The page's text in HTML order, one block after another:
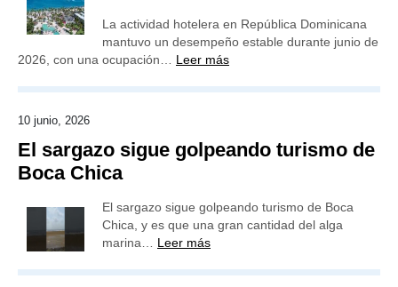
La actividad hotelera en República Dominicana
mantuvo un desempeño estable durante junio de
2026, con una ocupación… Leer más
10 junio, 2026
El sargazo sigue golpeando turismo de
Boca Chica
El sargazo sigue golpeando turismo de Boca
Chica, y es que una gran cantidad del alga
marina… Leer más